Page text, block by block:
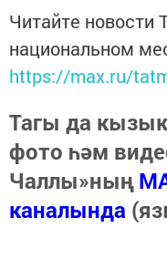
Читайте новости
национальном
https://max.ru/
Тагы да
фото һәм
Чаллы»ның
каналында